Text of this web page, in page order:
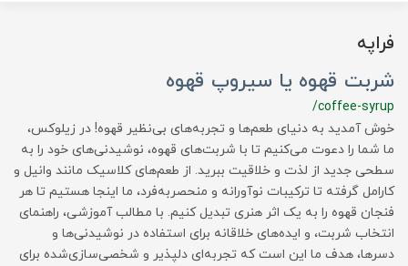
فراپه
شربت قهوه یا سیروپ قهوه
/coffee-syrup
خوش آمدید به دنیای طعم‌ها و تجربه‌های بی‌نظیر قهوه! در زیلوکس،
ما شما را دعوت می‌کنیم تا با شربت‌های قهوه، نوشیدنی‌های خود را به
سطحی جدید از لذت و خلاقیت ببرید. از طعم‌های کلاسیک مانند وانیل و
کارامل گرفته تا ترکیبات نوآورانه و منحصربه‌فرد، ما اینجا هستیم تا هر
فنجان قهوه را به یک اثر هنری تبدیل کنیم. با مطالب آموزشی، راهنمای
انتخاب شربت، و ایده‌های خلاقانه برای استفاده در نوشیدنی‌ها و
دسرها، هدف ما این است که تجربه‌ای دلپذیر و شخصی‌سازی‌شده برای